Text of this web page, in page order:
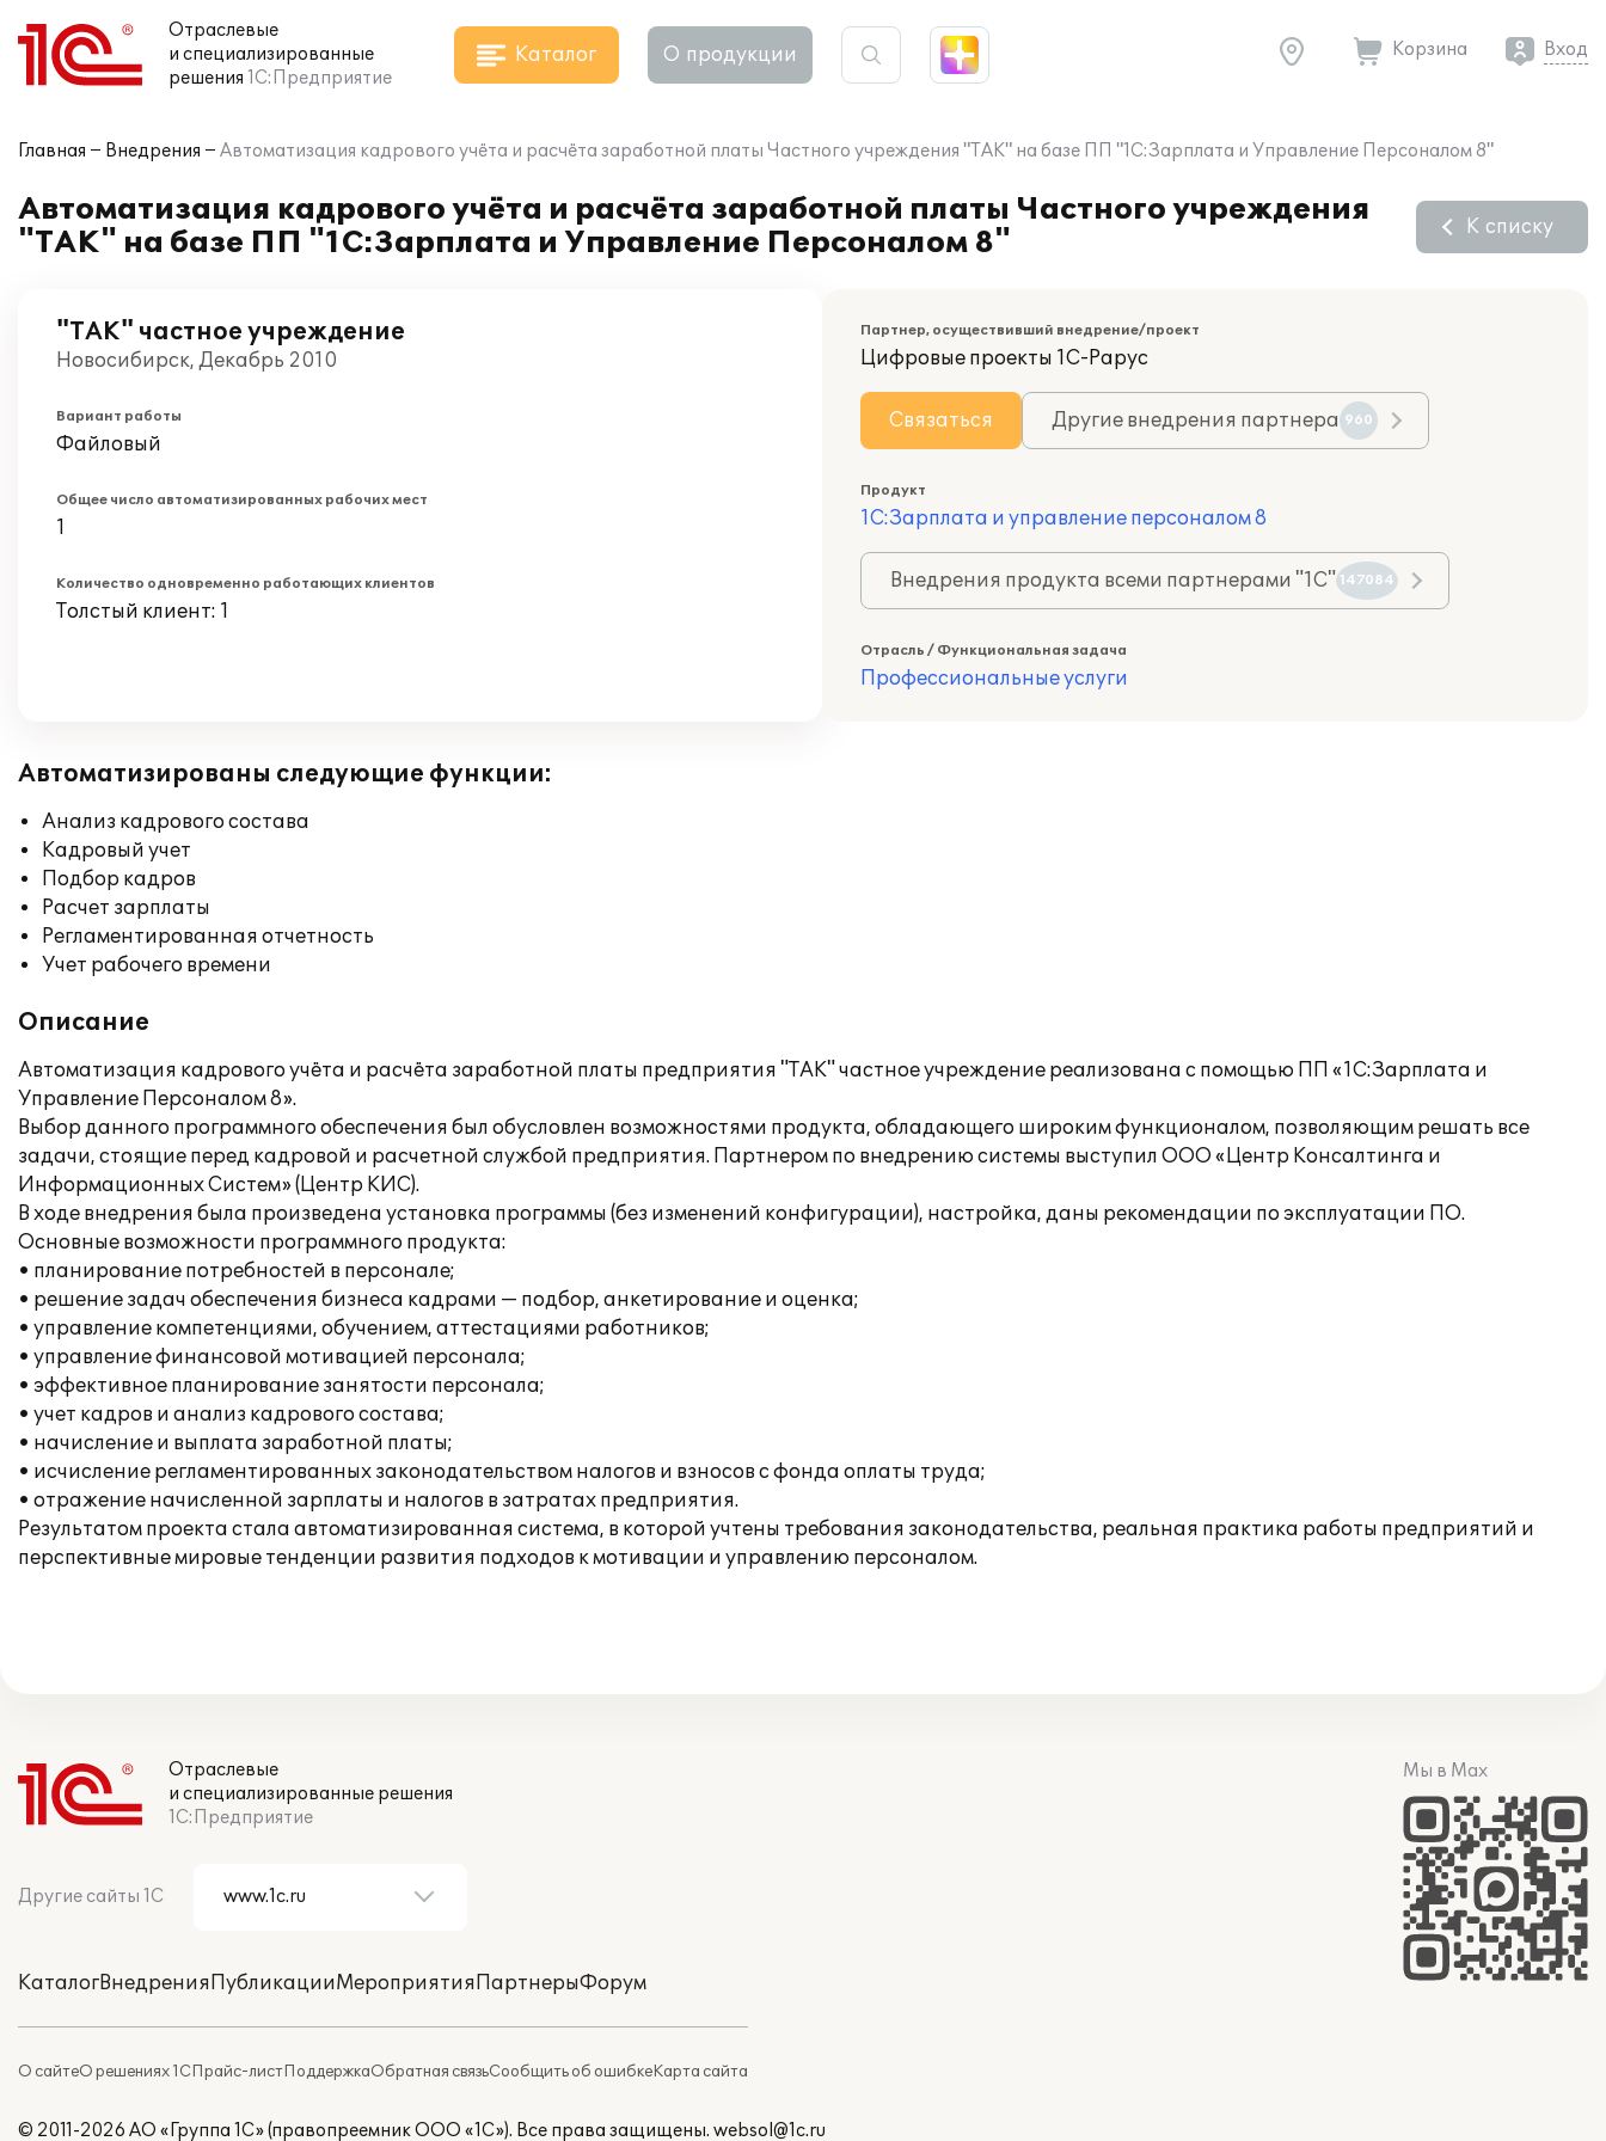
Отраслевые
и специализированные
решения 1С:Предприятие
Каталог О продукции Корзина Вход
Главная Внедрения Автоматизация кадрового учёта и расчёта заработной платы Частного учреждения "ТАК" на базе ПП "1С:Зарплата и Управление Персоналом 8"
Автоматизация кадрового учёта и расчёта заработной платы Частного учреждения
"ТАК" на базе ПП "1С:Зарплата и Управление Персоналом 8"
К списку
"ТАК" частное учреждение
Новосибирск, Декабрь 2010
Вариант работы
Файловый
Общее число автоматизированных рабочих мест
1
Количество одновременно работающих клиентов
Толстый клиент: 1
Партнер, осуществивший внедрение/проект
Цифровые проекты 1С-Рарус
Связаться Другие внедрения партнера 960
Продукт
1С:Зарплата и управление персоналом 8
Внедрения продукта всеми партнерами "1С" 147084
Отрасль / Функциональная задача
Профессиональные услуги
Автоматизированы следующие функции:
Анализ кадрового состава
Кадровый учет
Подбор кадров
Расчет зарплаты
Регламентированная отчетность
Учет рабочего времени
Описание
Автоматизация кадрового учёта и расчёта заработной платы предприятия "ТАК" частное учреждение реализована с помощью ПП «1С:Зарплата и
Управление Персоналом 8».
Выбор данного программного обеспечения был обусловлен возможностями продукта, обладающего широким функционалом, позволяющим решать все
задачи, стоящие перед кадровой и расчетной службой предприятия. Партнером по внедрению системы выступил ООО «Центр Консалтинга и
Информационных Систем» (Центр КИС).
В ходе внедрения была произведена установка программы (без изменений конфигурации), настройка, даны рекомендации по эксплуатации ПО.
Основные возможности программного продукта:
• планирование потребностей в персонале;
• решение задач обеспечения бизнеса кадрами — подбор, анкетирование и оценка;
• управление компетенциями, обучением, аттестациями работников;
• управление финансовой мотивацией персонала;
• эффективное планирование занятости персонала;
• учет кадров и анализ кадрового состава;
• начисление и выплата заработной платы;
• исчисление регламентированных законодательством налогов и взносов с фонда оплаты труда;
• отражение начисленной зарплаты и налогов в затратах предприятия.
Результатом проекта стала автоматизированная система, в которой учтены требования законодательства, реальная практика работы предприятий и
перспективные мировые тенденции развития подходов к мотивации и управлению персоналом.
Отраслевые
и специализированные решения
1С:Предприятие
Другие сайты 1С
КаталогВнедренияПубликацииМероприятияПартнерыФорум
О сайтеО решениях 1СПрайс-листПоддержкаОбратная связьСообщить об ошибкеКарта сайта
Мы в Max
© 2011-2026 АО «Группа 1С» (правопреемник ООО «1С»). Все права защищены. websol@1c.ru